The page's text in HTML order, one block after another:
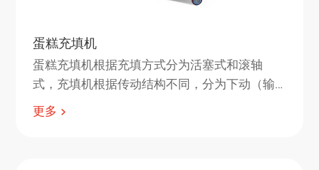
蛋糕充填机
蛋糕充填机根据充填方式分为活塞式和滚轴
式，充填机根据传动结构不同，分为下动（输
送带上下动）或上动（料斗做上下运动），在
生产线上选择上动式，充填机的下料口布置要
更多